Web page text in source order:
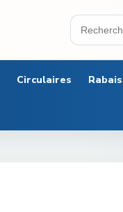
Circulaires